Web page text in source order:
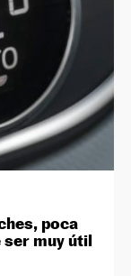
poca
ser muy útil